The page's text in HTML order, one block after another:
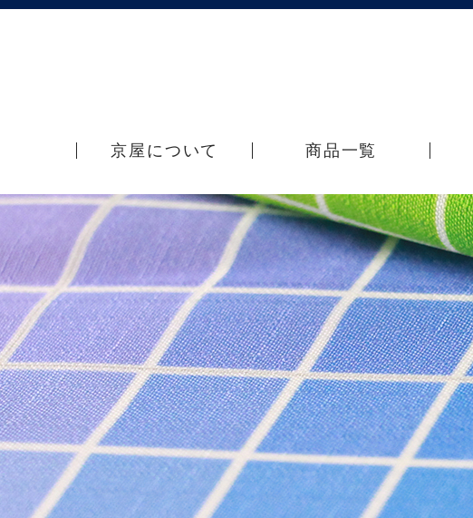
京屋について 商品一覧